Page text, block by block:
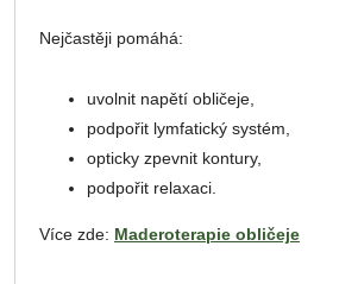
Nejčastěji pomáhá:
uvolnit napětí obličeje,
podpořit lymfatický systém,
opticky zpevnit kontury,
podpořit relaxaci.
Více zde: Maderoterapie obličeje